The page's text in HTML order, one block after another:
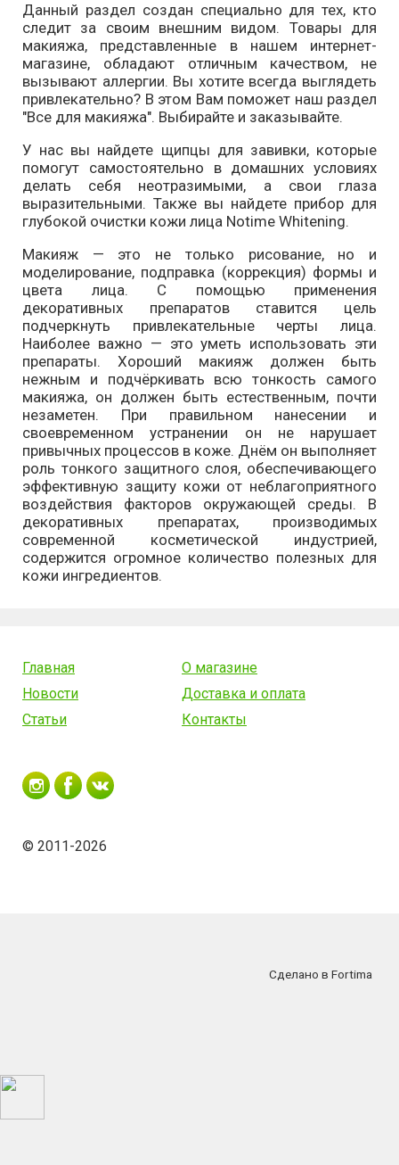
Данный раздел создан специально для тех, кто
следит за своим внешним видом. Товары для
макияжа, представленные в нашем интернет-
магазине, обладают отличным качеством, не
вызывают аллергии. Вы хотите всегда выглядеть
привлекательно? В этом Вам поможет наш раздел
"Все для макияжа". Выбирайте и заказывайте.
У нас вы найдете щипцы для завивки, которые
помогут самостоятельно в домашних условиях
делать себя неотразимыми, а свои глаза
выразительными. Также вы найдете прибор для
глубокой очистки кожи лица Notime Whitening.
Макияж — это не только рисование, но и
моделирование, подправка (коррекция) формы и
цвета лица. С помощью применения
декоративных препаратов ставится цель
подчеркнуть привлекательные черты лица.
Наиболее важно — это уметь использовать эти
препараты. Хороший макияж должен быть
нежным и подчёркивать всю тонкость самого
макияжа, он должен быть естественным, почти
незаметен. При правильном нанесении и
своевременном устранении он не нарушает
привычных процессов в коже. Днём он выполняет
роль тонкого защитного слоя, обеспечивающего
эффективную защиту кожи от неблагоприятного
воздействия факторов окружающей среды. В
декоративных препаратах, производимых
современной косметической индустрией,
содержится огромное количество полезных для
кожи ингредиентов.
Главная
О магазине
Новости
Доставка и оплата
Статьи
Контакты
© 2011-2026
Сделано в Fortima